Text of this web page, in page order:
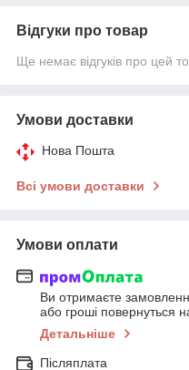
Відгуки про товар
Ще немає відгуків про цей
Умови доставки
Нова Пошта
Всі умови доставки
Умови оплати
Ви отримаєте
або гроші повернуться
Детальніше
Післяплата